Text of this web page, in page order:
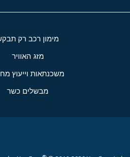
מימון רכב רק
מזג האוויר
משכנתאות וייעוץ
מבשלים כשר